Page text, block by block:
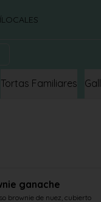
LOCALES
Tortas Familiares
ganache
brownie de nuez, cubierto